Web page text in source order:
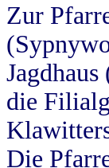
Zur
die
Die